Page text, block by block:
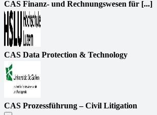
CAS Finanz- und Rechnungswesen für [...]
CAS Data Protection & Technology
CAS Prozessführung – Civil Litigation